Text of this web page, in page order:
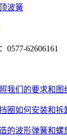
波簧
0577-62606161
我们的要求和图
圈如何安装和拆
的波形弹簧和